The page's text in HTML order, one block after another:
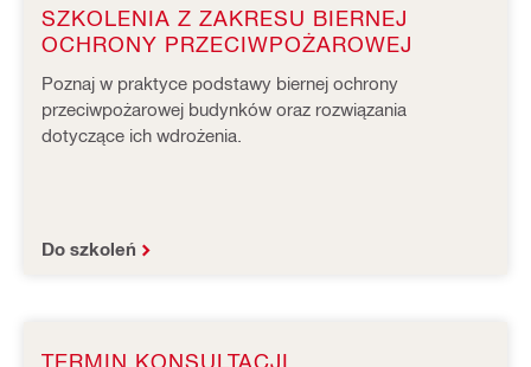
SZKOLENIA Z ZAKRESU BIERNEJ
OCHRONY PRZECIWPOŻAROWEJ
Poznaj w praktyce podstawy biernej ochrony
przeciwpożarowej budynków oraz rozwiązania
dotyczące ich wdrożenia.
Do szkoleń
TERMIN KONSULTACJI